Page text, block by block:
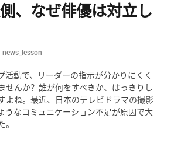
、なぜ俳優は対立し
news_lesson
活動で、リーダーの指示が分かりにくく
せんか？誰が何をすべきか、はっきりし
よね。最近、日本のテレビドラマの撮影
うなコミュニケーション不足が原因で大
。